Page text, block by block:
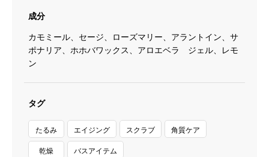
成分
カモミール、セージ、ローズマリー、アラントイン、サ
ポナリア、ホホバワックス、アロエベラ ジェル、レモ
ン
タグ
たるみ エイジング スクラブ 角質ケア
乾燥 バスアイテム